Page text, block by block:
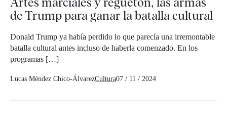
de Trump para ganar la batalla cultural
Donald Trump ya había perdido lo que parecía una irremontable
batalla cultural antes incluso de haberla comenzado. En los
programas […]
Lucas Méndez Chico-ÁlvarezCultura07 / 11 / 2024